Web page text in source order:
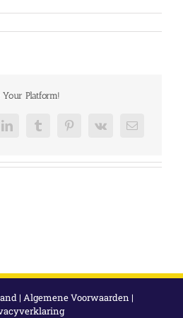
Your Platform!
LinkedInTumblr PinterestVk
E-
| Algemene Voorwaarden |